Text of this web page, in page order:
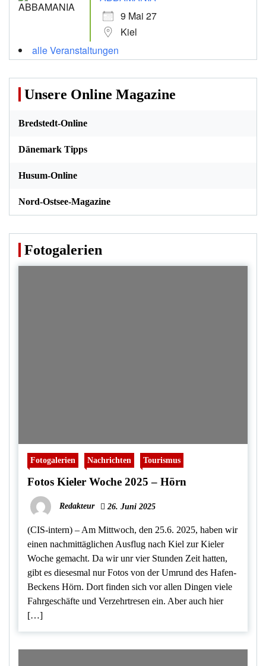
9 Mai 27
Kiel
alle Veranstaltungen
Unsere Online Magazine
Bredstedt-Online
Dänemark Tipps
Husum-Online
Nord-Ostsee-Magazine
Fotogalerien
Fotogalerien Nachrichten Tourismus
Fotos Kieler Woche 2025 – Hörn
Redakteur 26. Juni 2025
(CIS-intern) – Am Mittwoch, den 25.6. 2025, haben wir
einen nachmittäglichen Ausflug nach Kiel zur Kieler
Woche gemacht. Da wir unr vier Stunden Zeit hatten,
gibt es diesesmal nur Fotos von der Umrund des Hafen-
Beckens Hörn. Dort finden sich vor allen Dingen viele
Fahrgeschäfte und Verzehrtresen ein. Aber auch hier
[…]